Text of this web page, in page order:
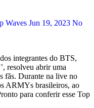
Waves Jun 19, 2023 No
integrantes do BTS,
resolveu abrir uma
fãs. Durante na live no
ARMYs brasileiros, ao
para conferir esse Top